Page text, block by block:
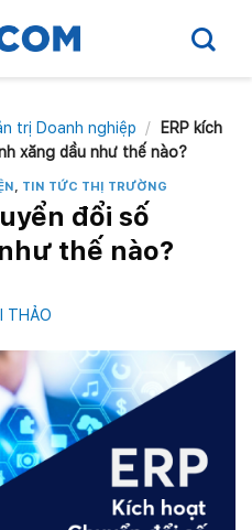
trị Doanh nghiệp /
ERP kích
xăng dầu như thế nào?
, TIN TỨC THỊ TRƯỜNG
đổi số
thế nào?
THẢO